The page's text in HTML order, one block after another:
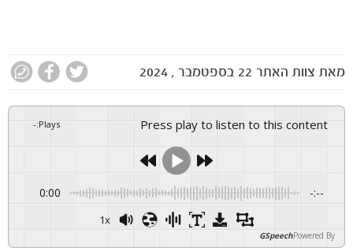
מאת צוות האתר 22 בספטמבר , 2024
Press play to listen to this content
Plays
:
-
0:00 -:--
1x
Powered By
GSpeech